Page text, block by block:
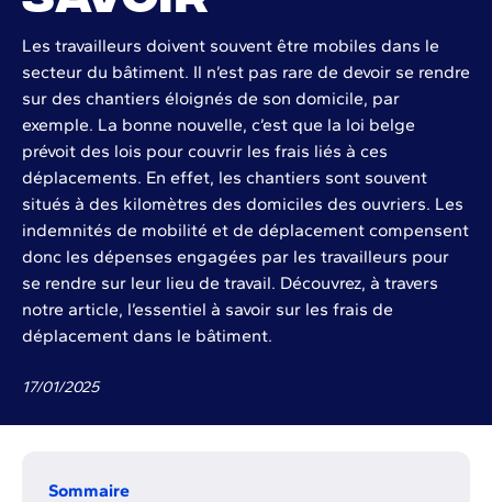
Les travailleurs doivent souvent être mobiles dans le
secteur du bâtiment. Il n’est pas rare de devoir se rendre
sur des chantiers éloignés de son domicile, par
exemple. La bonne nouvelle, c’est que la loi belge
prévoit des lois pour couvrir les frais liés à ces
déplacements. En effet, les chantiers sont souvent
situés à des kilomètres des domiciles des ouvriers. Les
indemnités de mobilité et de déplacement compensent
donc les dépenses engagées par les travailleurs pour
se rendre sur leur lieu de travail. Découvrez, à travers
notre article, l’essentiel à savoir sur les frais de
déplacement dans le bâtiment.
17/01/2025
Sommaire